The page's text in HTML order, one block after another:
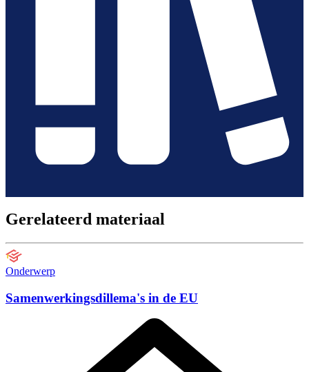
Gerelateerd materiaal
Onderwerp
Samenwerkingsdillema's in de EU